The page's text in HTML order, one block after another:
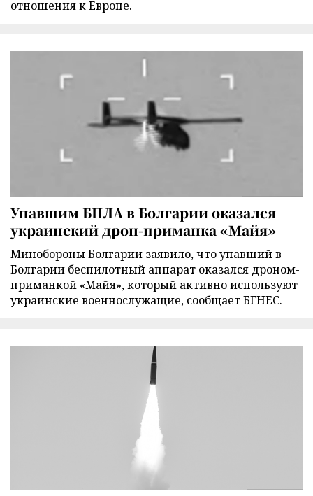
отношения к Европе.
Упавшим БПЛА в Болгарии оказался
украинский дрон-приманка «Майя»
Минобороны Болгарии заявило, что упавший в
Болгарии беспилотный аппарат оказался дроном-
приманкой «Майя», который активно используют
украинские военнослужащие, сообщает БГНЕС.